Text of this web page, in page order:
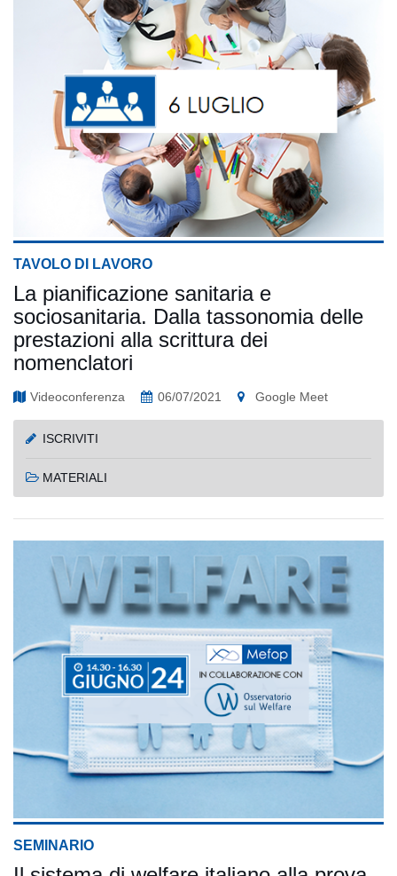
TAVOLO DI LAVORO
La pianificazione sanitaria e
sociosanitaria. Dalla tassonomia delle
prestazioni alla scrittura dei
nomenclatori
Videoconferenza 06/07/2021 Google Meet
ISCRIVITI
MATERIALI
SEMINARIO